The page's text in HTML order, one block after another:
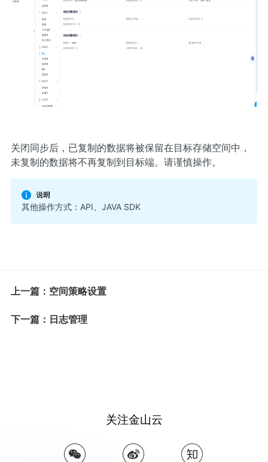
关闭同步后，已复制的数据将被保留在目标存储空间中，
未复制的数据将不再复制到目标端。请谨慎操作。
其他操作方式： API JAVA SDK
上一篇：空间策略设置
下一篇：日志管理
关注金山云